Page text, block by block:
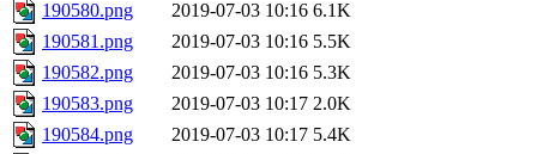
190580.png
2019-07-03 10:16 6.1K
190581.png
2019-07-03 10:16 5.5K
190582.png
2019-07-03 10:16 5.3K
190583.png
2019-07-03 10:17 2.0K
190584.png
2019-07-03 10:17 5.4K